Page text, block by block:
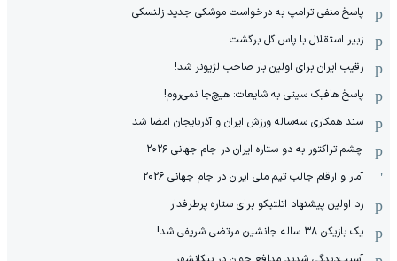
پاسخ منفی ترامپ به درخواست موشکی جدید زلنسکی
زبیر استقلال با پاس گل برگشت
رقیب ایران برای اولین بار صاحب لژیونر شد!
پاسخ هافبک سیتی به شایعات: هیچ‌جا نمی‌روم!
سند همکاری سه‌ساله‌ ‌ورزش ایران و آذربایجان امضا شد
چشم تراکتور به دو ستاره ایران در جام جهانی ۲۰۲۶
آمار و ارقام جالب تیم ملی ایران در جام جهانی 2026
رد اولین پیشنهاد اتلتیکو برای ستاره پرطرفدار
یک بازیکن ۳۸ ساله جانشین مرتضی شریفی شد!